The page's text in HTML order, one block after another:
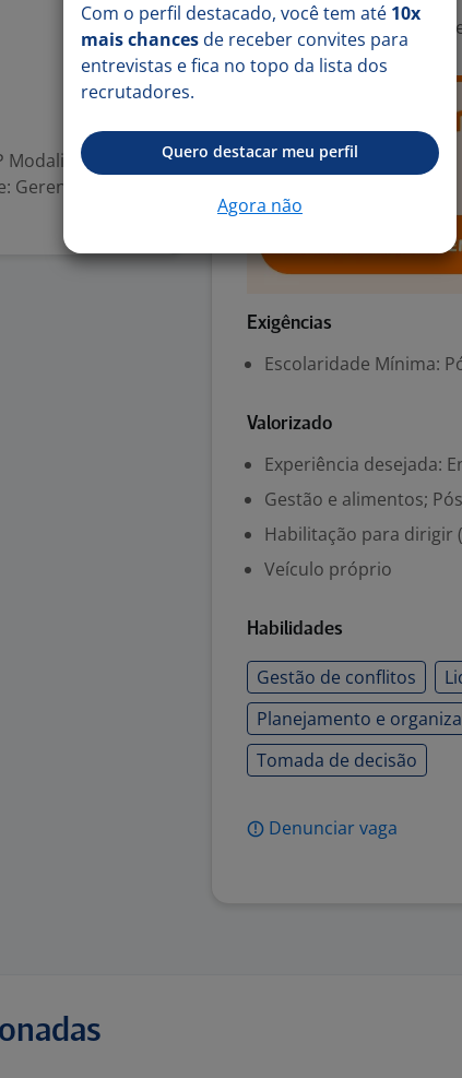
12 jun
Modalidade:
Gerente Distrital
Área Profissional:
Exigências
Escolaridade Mínima:
Valorizado
Experiência desejada:
Gestão e alimentos;
Habilitação para dirigir
Veículo próprio
Habilidades
Gestão de conflitos
Planejamento e
Tomada de decisão
Denunciar vaga
Com o perfil destacado, você tem até 10x
mais chances de receber convites para
entrevistas e fica no topo da lista dos
recrutadores.
Quero destacar meu perfil
Agora não